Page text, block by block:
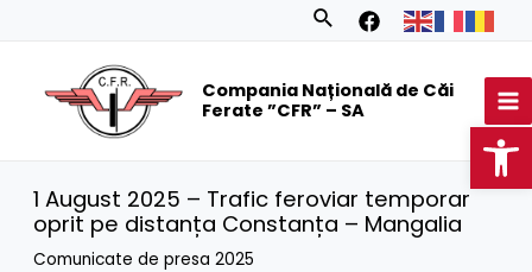
Search
Compania Națională de Căi
Ferate ”CFR” – SA
1 August 2025 – Trafic feroviar temporar
oprit pe distanța Constanța – Mangalia
Comunicate de presa 2025